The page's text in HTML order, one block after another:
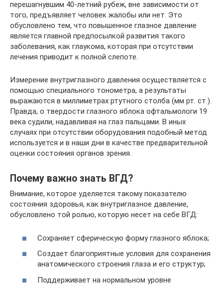
перешагнувшим 40-летний рубеж, вне зависимости от
того, предъявляет человек жалобы или нет. Это
обусловлено тем, что повышенное глазное давление
является главной предпосылкой развития такого
заболевания, как глаукома, которая при отсутствии
лечения приводит к полной слепоте.
Измерение внутриглазного давления осуществляется с
помощью специального тонометра, а результаты
выражаются в миллиметрах ртутного столба (мм рт. ст.).
Правда, о твердости глазного яблока офтальмологи 19
века судили, надавливая на глаз пальцами. В иных
случаях при отсутствии оборудования подобный метод
используется и в наши дни в качестве предварительной
оценки состояния органов зрения.
Почему важно знать ВГД?
Внимание, которое уделяется такому показателю
состояния здоровья, как внутриглазное давление,
обусловлено той ролью, которую несет на себе ВГД:
Сохраняет сферическую форму глазного яблока;
Создает благоприятные условия для сохранения
анатомического строения глаза и его структур;
Поддерживает на нормальном уровне